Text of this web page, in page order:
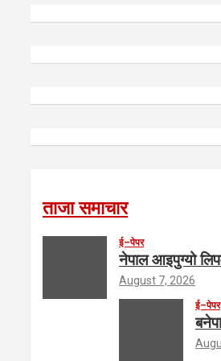
ताजा समाचार
ई–पेपर
नेपाल आइपुग्यो
August 7, 2026
ई–पेपर